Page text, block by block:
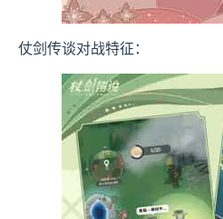
仗剑传谈对战特征：